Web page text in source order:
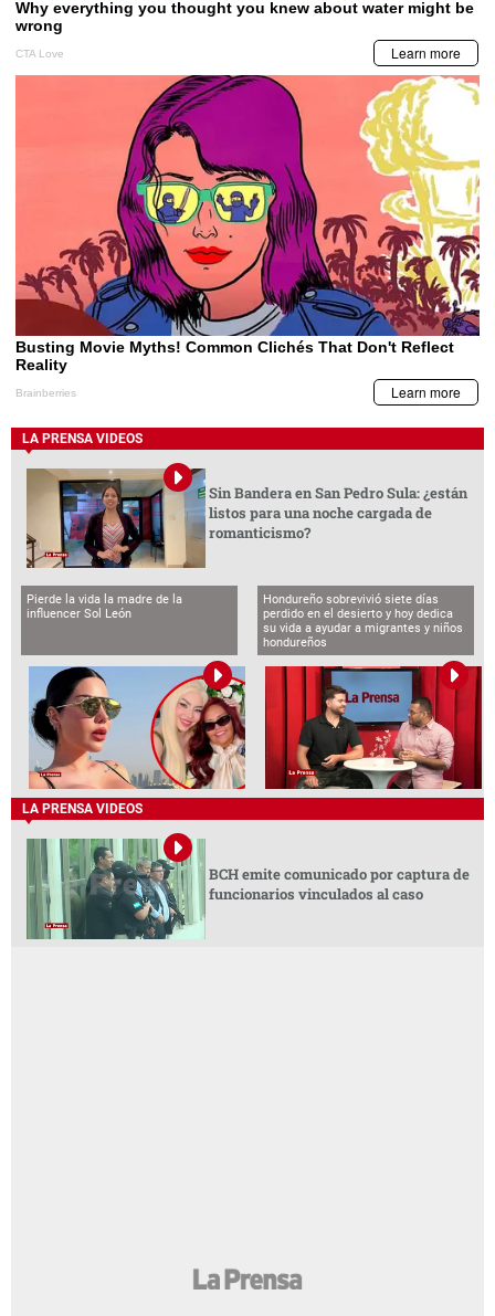
LA PRENSA VIDEOS
Sin Bandera en San Pedro Sula: ¿están
listos para una noche cargada de
romanticismo?
Pierde la vida la madre de la
influencer Sol León
Hondureño sobrevivió siete días
perdido en el desierto y hoy dedica
su vida a ayudar a migrantes y niños
hondureños
LA PRENSA VIDEOS
BCH emite comunicado por captura de
funcionarios vinculados al caso